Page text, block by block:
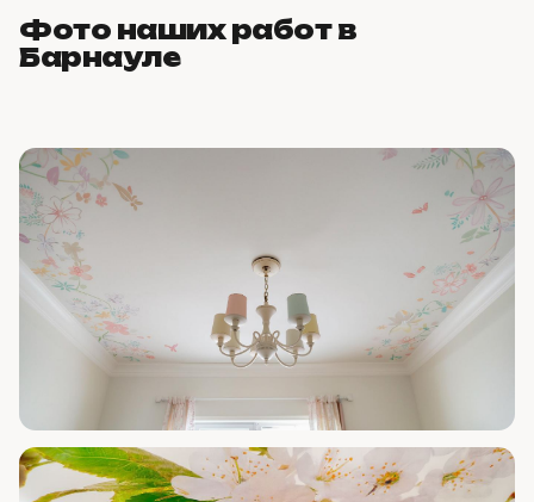
Фото наших работ в
Барнауле